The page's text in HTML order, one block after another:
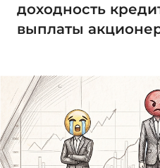
доходность
выплаты